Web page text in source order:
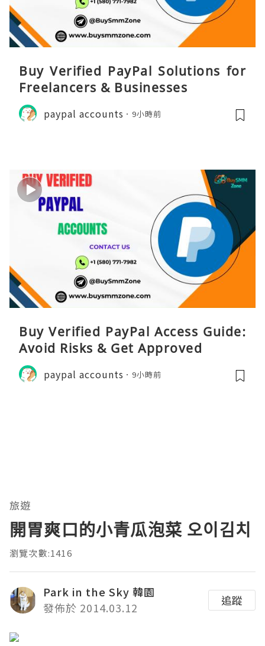
Buy Verified PayPal Solutions for
Freelancers & Businesses
paypal accounts 9小時前
Buy Verified PayPal Access Guide:
Avoid Risks & Get Approved
paypal accounts 9小時前
旅遊
開胃爽口的小青瓜泡菜 오이김치
瀏覽次數:1416
Park in the Sky 韓園
發佈於 2014.03.12
追蹤